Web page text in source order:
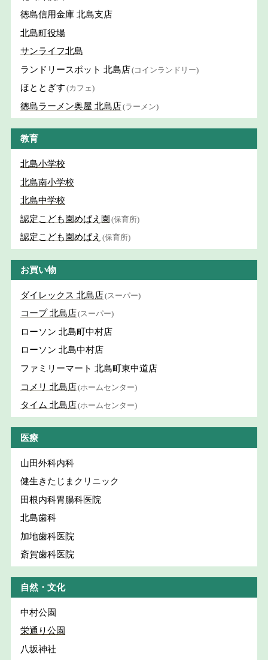
徳島信用金庫 北島支店
北島町役場
サンライフ北島
ランドリースポット 北島店(コインランドリー)
ほととぎす (カフェ)
徳島ラーメン奥屋 北島店(ラーメン)
教育
北島小学校
北島南小学校
北島中学校
認定こども園めばえ園 (保育所)
認定こども園めばえ (保育所)
お買い物
ダイレックス 北島店(スーパー)
コープ 北島店(スーパー)
ローソン 北島町中村店
ローソン 北島中村店
ファミリーマート 北島町東中道店
コメリ 北島店(ホームセンター)
タイム 北島店(ホームセンター)
医療
山田外科内科
健生きたじまクリニック
田根内科胃腸科医院
北島歯科
加地歯科医院
斎賀歯科医院
自然・文化
中村公園
栄通り公園
八坂神社